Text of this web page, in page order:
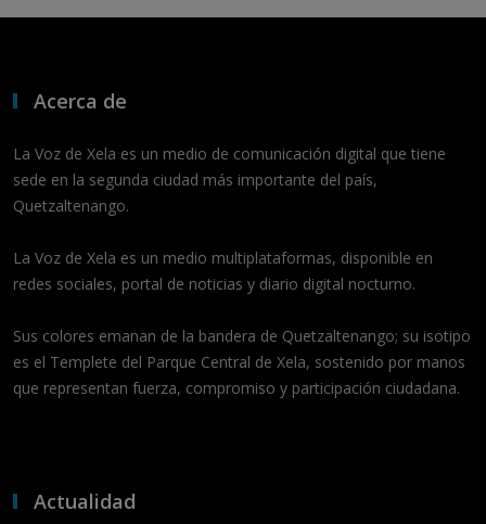
Acerca de
La Voz de Xela es un medio de comunicación digital que tiene
sede en la segunda ciudad más importante del país,
Quetzaltenango.
La Voz de Xela es un medio multiplataformas, disponible en
redes sociales, portal de noticias y diario digital nocturno.
Sus colores emanan de la bandera de Quetzaltenango; su isotipo
es el Templete del Parque Central de Xela, sostenido por manos
que representan fuerza, compromiso y participación ciudadana.
Actualidad